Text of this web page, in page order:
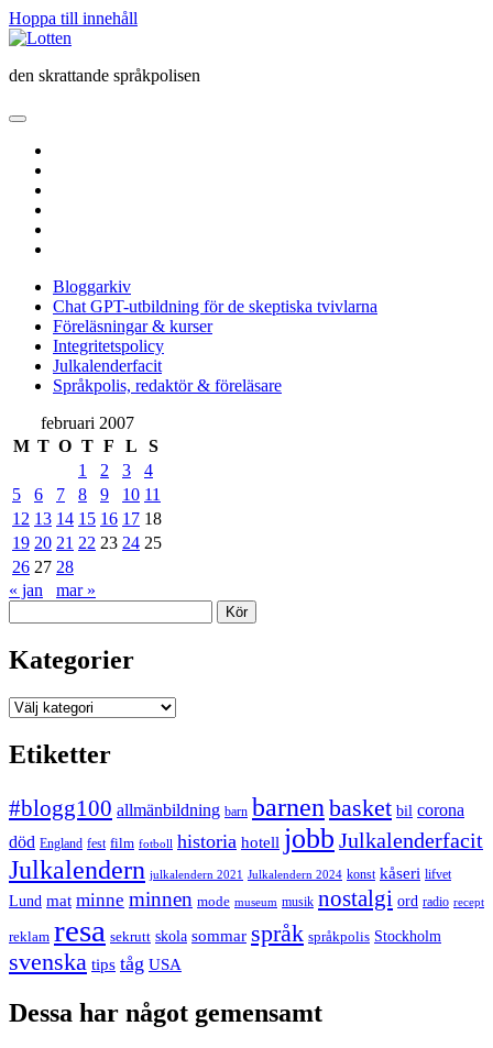
Hoppa till innehåll
Lotten
den skrattande språkpolisen
öppna
meny
Bloggarkiv
Chat GPT-utbildning för de skeptiska tvivlarna
Föreläsningar & kurser
Integritetspolicy
Julkalenderfacit
Språkpolis, redaktör & föreläsare
Sidopanel
februari 2007
M T O T F L
S
1
2 3
4
5
6 7 8 9 10 11
12 13 14 15 16 17 18
19 20 21 22 23 24 25
26 27 28
« jan
mar »
Kategorier
Kategorier
Etiketter
#blogg100 allmänbildning barn barnen basket bil corona
död England fest film fotboll historia hotell jobb Julkalenderfacit
Julkalendern julkalendern 2021 Julkalendern 2024 konst kåseri lifvet
Lund mat minne minnen mode museum musik nostalgi ord radio recept
reklam resa sekrutt skola sommar språk språkpolis Stockholm
svenska tips tåg USA
Dessa har något gemensamt